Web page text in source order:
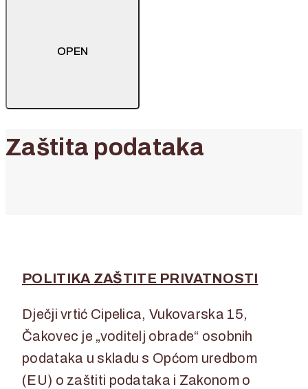
OPEN
Zaštita podataka
POLITIKA ZAŠTITE PRIVATNOSTI
Dječji vrtić Cipelica, Vukovarska 15,
Čakovec je „voditelj obrade“ osobnih
podataka u skladu s Općom uredbom
(EU) o zaštiti podataka i Zakonom o